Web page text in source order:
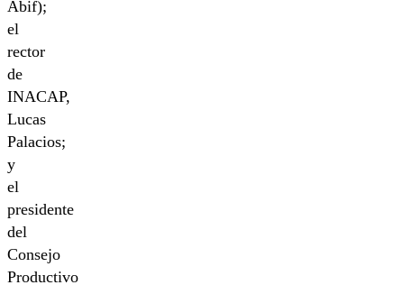
Abif);
el
rector
de
INACAP,
Lucas
Palacios;
y
el
presidente
del
Consejo
Productivo